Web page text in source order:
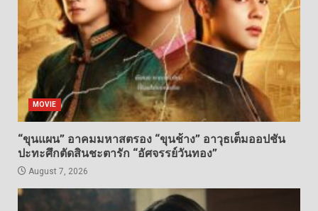
MOVIE
“ขุนแผน” อาคมมหาสตรอง “ขุนช้าง” อาวุธเต็มออปชัน
ปะทะศึกตัดสินชะตารัก “อัศจรรย์วันทอง”
August 7, 2026